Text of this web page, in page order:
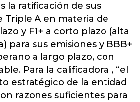
la ratificación de sus
Triple A en materia de
y F1+ a corto plazo (alta
para sus emisiones y BBB+
a largo plazo, con
Para la calificadora , “el
estratégico de la entidad
razones suficientes para